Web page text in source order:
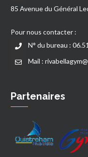
85 Avenue du Général
Pour nous contacter :
N° du bureau :
Mail :
Partenaires